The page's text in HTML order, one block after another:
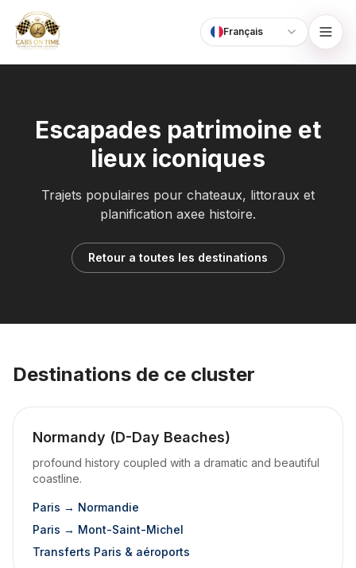
CabsOnTime Language
Français
Escapades patrimoine et
lieux iconiques
Trajets populaires pour chateaux, littoraux et
planification axee histoire.
Retour a toutes les destinations
Destinations de ce cluster
Normandy (D-Day Beaches)
profound history coupled with a dramatic and beautiful
coastline.
Paris → Normandie
Paris → Mont-Saint-Michel
Transferts Paris & aéroports